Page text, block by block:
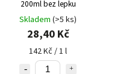
200ml bez lepku
Skladem (>5 ks)
28,40 Kč
142 Kč / 1 l